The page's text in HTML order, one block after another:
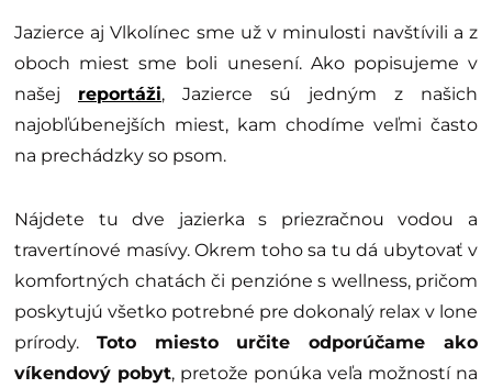
Jazierce aj Vlkolínec sme už v minulosti navštívili a z
oboch miest sme boli unesení. Ako popisujeme v
našej reportáži, Jazierce sú jedným z našich
najobľúbenejších miest, kam chodíme veľmi často
na prechádzky so psom.
Nájdete tu dve jazierka s priezračnou vodou a
travertínové masívy. Okrem toho sa tu dá ubytovať v
komfortných chatách či penzióne s wellness, pričom
poskytujú všetko potrebné pre dokonalý relax v lone
prírody. Toto miesto určite odporúčame ako
víkendový pobyt, pretože ponúka veľa možností na